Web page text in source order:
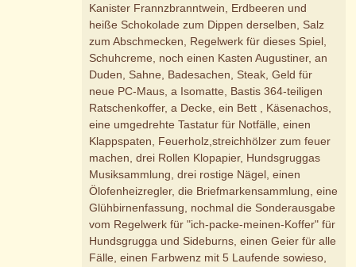
Kanister Frannzbranntwein, Erdbeeren und
heiße Schokolade zum Dippen derselben, Salz
zum Abschmecken, Regelwerk für dieses Spiel,
Schuhcreme, noch einen Kasten Augustiner, an
Duden, Sahne, Badesachen, Steak, Geld für
neue PC-Maus, a Isomatte, Bastis 364-teiligen
Ratschenkoffer, a Decke, ein Bett , Käsenachos,
eine umgedrehte Tastatur für Notfälle, einen
Klappspaten, Feuerholz,streichhölzer zum feuer
machen, drei Rollen Klopapier, Hundsgruggas
Musiksammlung, drei rostige Nägel, einen
Ölofenheizregler, die Briefmarkensammlung, eine
Glühbirnenfassung, nochmal die Sonderausgabe
vom Regelwerk für "ich-packe-meinen-Koffer" für
Hundsgrugga und Sideburns, einen Geier für alle
Fälle, einen Farbwenz mit 5 Laufende sowieso,